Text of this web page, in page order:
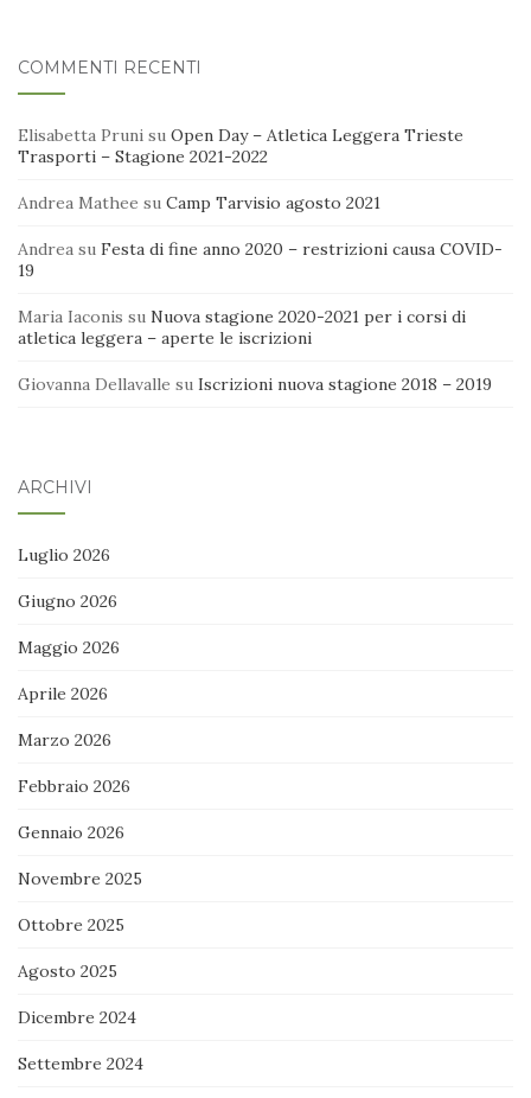
COMMENTI RECENTI
Elisabetta Pruni su Open Day – Atletica Leggera Trieste
Trasporti – Stagione 2021-2022
Andrea Mathee su Camp Tarvisio agosto 2021
Andrea su Festa di fine anno 2020 – restrizioni causa COVID-
19
Maria Iaconis su Nuova stagione 2020-2021 per i corsi di
atletica leggera – aperte le iscrizioni
Giovanna Dellavalle su Iscrizioni nuova stagione 2018 – 2019
ARCHIVI
Luglio 2026
Giugno 2026
Maggio 2026
Aprile 2026
Marzo 2026
Febbraio 2026
Gennaio 2026
Novembre 2025
Ottobre 2025
Agosto 2025
Dicembre 2024
Settembre 2024